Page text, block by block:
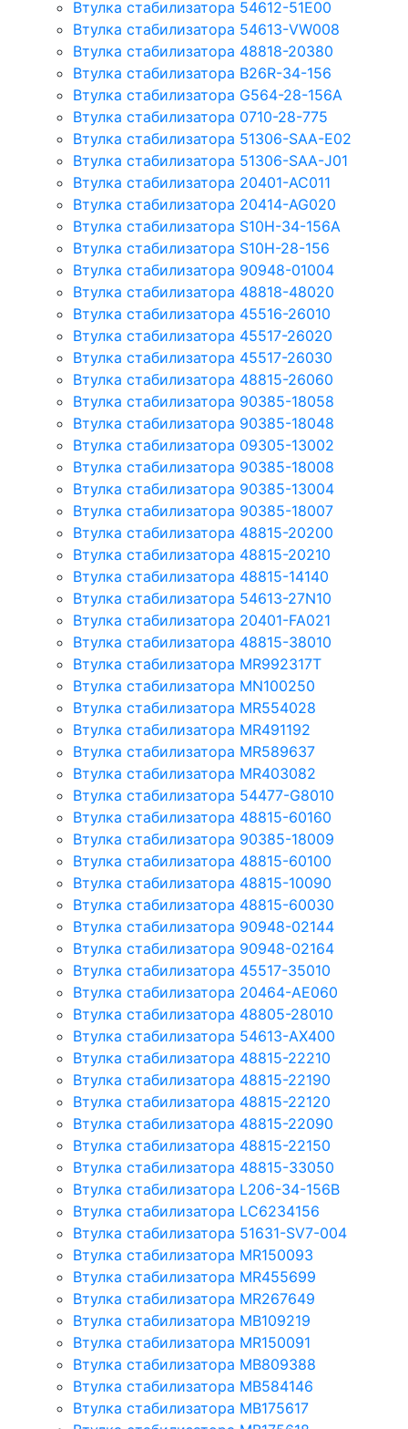
Втулка стабилизатора 54612-51E00
Втулка стабилизатора 54613-VW008
Втулка стабилизатора 48818-20380
Втулка стабилизатора B26R-34-156
Втулка стабилизатора G564-28-156A
Втулка стабилизатора 0710-28-775
Втулка стабилизатора 51306-SAA-E02
Втулка стабилизатора 51306-SAA-J01
Втулка стабилизатора 20401-AC011
Втулка стабилизатора 20414-AG020
Втулка стабилизатора S10H-34-156A
Втулка стабилизатора S10H-28-156
Втулка стабилизатора 90948-01004
Втулка стабилизатора 48818-48020
Втулка стабилизатора 45516-26010
Втулка стабилизатора 45517-26020
Втулка стабилизатора 45517-26030
Втулка стабилизатора 48815-26060
Втулка стабилизатора 90385-18058
Втулка стабилизатора 90385-18048
Втулка стабилизатора 09305-13002
Втулка стабилизатора 90385-18008
Втулка стабилизатора 90385-13004
Втулка стабилизатора 90385-18007
Втулка стабилизатора 48815-20200
Втулка стабилизатора 48815-20210
Втулка стабилизатора 48815-14140
Втулка стабилизатора 54613-27N10
Втулка стабилизатора 20401-FA021
Втулка стабилизатора 48815-38010
Втулка стабилизатора MR992317T
Втулка стабилизатора MN100250
Втулка стабилизатора MR554028
Втулка стабилизатора MR491192
Втулка стабилизатора MR589637
Втулка стабилизатора MR403082
Втулка стабилизатора 54477-G8010
Втулка стабилизатора 48815-60160
Втулка стабилизатора 90385-18009
Втулка стабилизатора 48815-60100
Втулка стабилизатора 48815-10090
Втулка стабилизатора 48815-60030
Втулка стабилизатора 90948-02144
Втулка стабилизатора 90948-02164
Втулка стабилизатора 45517-35010
Втулка стабилизатора 20464-AE060
Втулка стабилизатора 48805-28010
Втулка стабилизатора 54613-AX400
Втулка стабилизатора 48815-22210
Втулка стабилизатора 48815-22190
Втулка стабилизатора 48815-22120
Втулка стабилизатора 48815-22090
Втулка стабилизатора 48815-22150
Втулка стабилизатора 48815-33050
Втулка стабилизатора L206-34-156B
Втулка стабилизатора LC6234156
Втулка стабилизатора 51631-SV7-004
Втулка стабилизатора MR150093
Втулка стабилизатора MR455699
Втулка стабилизатора MR267649
Втулка стабилизатора MB109219
Втулка стабилизатора MR150091
Втулка стабилизатора MB809388
Втулка стабилизатора MB584146
Втулка стабилизатора MB175617